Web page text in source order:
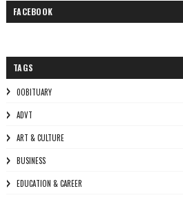
FACEBOOK
TAGS
0OBITUARY
ADVT
ART & CULTURE
BUSINESS
EDUCATION & CAREER